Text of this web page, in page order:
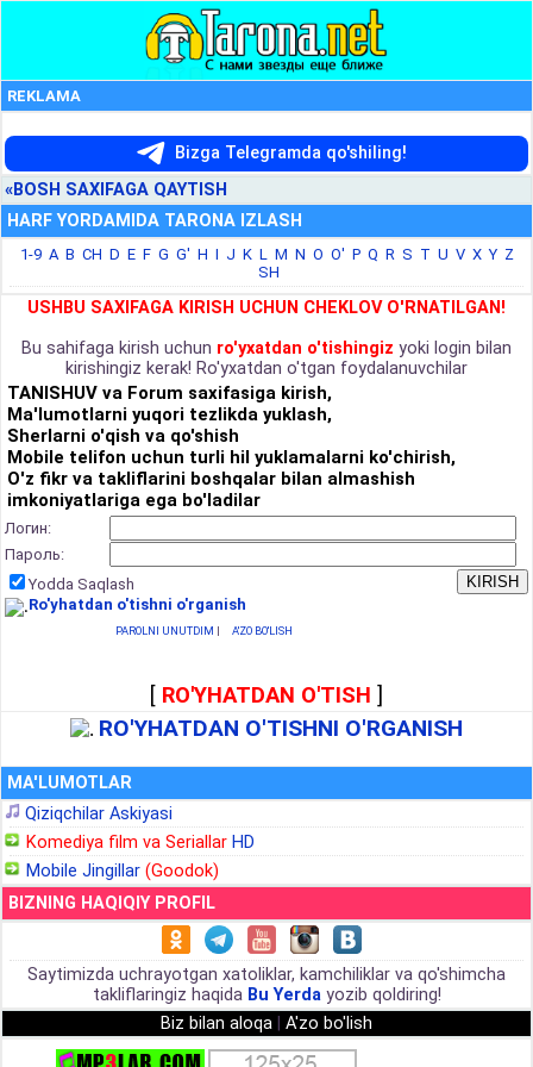
REKLAMA
Bizga Telegramda qo'shiling!
«BOSH SAXIFAGA QAYTISH
HARF YORDAMIDA TARONA IZLASH
1-9 A B CH D E F G G' H I J K L M N O O' P Q R S T U V X Y Z
SH
USHBU SAXIFAGA KIRISH UCHUN CHEKLOV O'RNATILGAN!
Bu sahifaga kirish uchun ro'yxatdan o'tishingiz yoki login bilan
kirishingiz kerak! Ro'yxatdan o'tgan foydalanuvchilar
TANISHUV va Forum saxifasiga kirish,
Ma'lumotlarni yuqori tezlikda yuklash,
Sherlarni o'qish va qo'shish
Mobile telifon uchun turli hil yuklamalarni ko'chirish,
O'z fikr va takliflarini boshqalar bilan almashish
imkoniyatlariga ega bo'ladilar
Логин:
Пароль:
Yodda Saqlash
Ro'yhatdan o'tishni o'rganish
PAROLNI UNUTDIM | A'ZO BO'LISH
[ RO'YHATDAN O'TISH ]
RO'YHATDAN O'TISHNI O'RGANISH
MA'LUMOTLAR
Qiziqchilar Askiyasi
Komediya film va Seriallar HD
Mobile Jingillar (Goodok)
BIZNING HAQIQIY PROFIL
Saytimizda uchrayotgan xatoliklar, kamchiliklar va qo'shimcha
takliflaringiz haqida Bu Yerdayozib qoldiring!
Biz bilan aloqa
A'zo bo'lish